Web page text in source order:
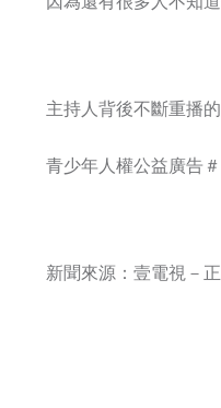
主持人背後不斷重播
青少年人權公益廣告
新聞來源：壹電視－